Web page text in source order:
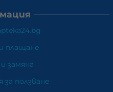
плащане
замяна
ползване